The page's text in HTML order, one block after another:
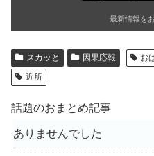
最新情報を
スカッと 因果応報 お
近所
話題のおまとめ記事
ありませんでした